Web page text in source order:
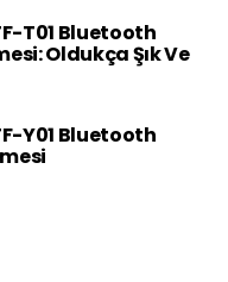
T01 Bluetooth
Oldukça Şık Ve
Y01 Bluetooth